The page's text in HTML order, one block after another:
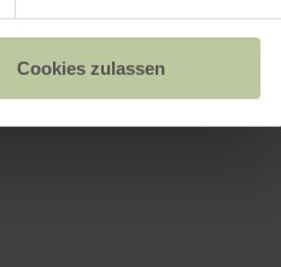
Cookies zulassen